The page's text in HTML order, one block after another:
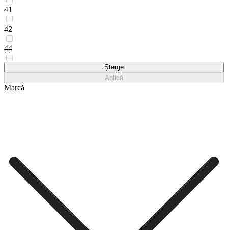
41
42
44
Șterge
Aplică
Marcă